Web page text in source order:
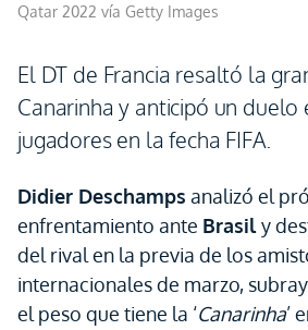
Qatar 2022 vía Getty Images
El DT de Francia resaltó la
Canarinha y anticipó un duelo
jugadores en la fecha FIFA.
Didier Deschamps analizó el
enfrentamiento ante Brasily
del rival en la previa de los
internacionales de marzo,
el peso que tiene la ‘Canarinha’